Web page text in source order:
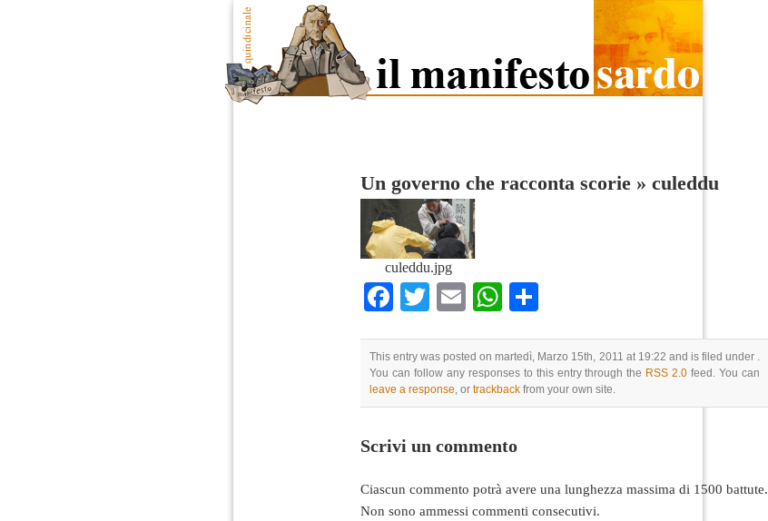
Un governo che racconta scorie » culeddu
culeddu.jpg
Facebook
TwitterEmailWhatsApp
This entry was posted on martedì, Marzo 15th, 2011 at 19:22 and is filed under .
You can follow any responses to this entry through the RSS 2.0 feed. You can
leave a response, or trackback from your own site.
Scrivi un commento
Ciascun commento potrà avere una lunghezza massima di 1500 battute.
Non sono ammessi commenti consecutivi.